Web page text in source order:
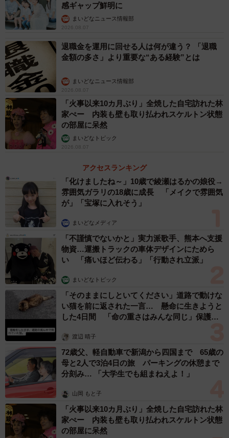
マイナンバーカードの有効期限を知っているか（出典：脱・税理士スガ
ワラくん 調べ）
次に、「マイナンバーカードの有効期限（本体10年・電子
証明書5年）」について聞いたところ、「両方知っている」
とした人は41.7％、「どちらも知らない」（14.7％）と
「有効期限があること自体知らない」（17.0％）を合わせ
ると有効期限を知らない人が約3割にのぼり、意外と知られ
ていないことが浮き彫りになりました。
マイナンバーカードは更新が必要なことを知っているか（出典：脱・税
理士スガワラくん 調べ）
さらに、「マイナンバーカードは更新が必要なことを知っ
ていますか」という質問に対しては、「知っている」が
76.0％にのぼったものの、カード本体と電子証明書で有効
期限が異なることや、更新しないと使えなくなる点など、
具体的なことまで理解している人は少なく、「更新が必
要」という認識は広がっているものの、実際にいつ何を行
う必要があるのかまでは十分に理解されていない可能性が
あることが明らかになりました。
感ギャップ鮮明に
まいどなニュース情報部
2026.08.07
退職金を運用に回せる人は何が違う？ 「退職
金額の多さ」より重要な“ある経験”とは
まいどなニュース情報部
2026.08.07
「火事以来10カ月ぶり」全焼した自宅訪れた林
家ぺー 内装も壁も取り払われスケルトン状態
の部屋に呆然
まいどなトピック
2026.08.07
アクセスランキング
「化けましたね～」10歳で綾瀬はるかの娘役→
雰囲気ガラリの18歳に成長 「メイクで雰囲気
が」「宝塚に入れそう」
まいどなメディア
「不謹慎でないかと」実力派歌手、熊本へ支援
物資…運搬トラックの車体デザインにためら
い 「痛いほど伝わる」「行動され立派」
まいどなトピック
「そのままにしといてください」道路で動けな
い猫を前に返された一言… 懸命に生きようと
した4日間 「命の重さはみんな同じ」保護団
渡辺 晴子
72歳父、軽自動車で新潟から四国まで 65歳の
母と2人で3泊4日の旅 パーキングの休憩まで
分刻み… 「大学生でも組まねえよ！」
山岡 もと子
「火事以来10カ月ぶり」全焼した自宅訪れた林
家ぺー 内装も壁も取り払われスケルトン状態
の部屋に呆然